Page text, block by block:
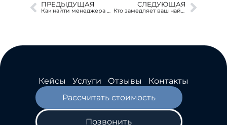
ПРЕДЫДУЩАЯ
Как найти менеджера по продажам: 6 проверенных методов
СЛЕДУЮЩАЯ
Кто замедляет ваш найм — рынок или вы сами?
Кейсы Услуги Отзывы
Контакты
Рассчитать стоимость
Позвонить